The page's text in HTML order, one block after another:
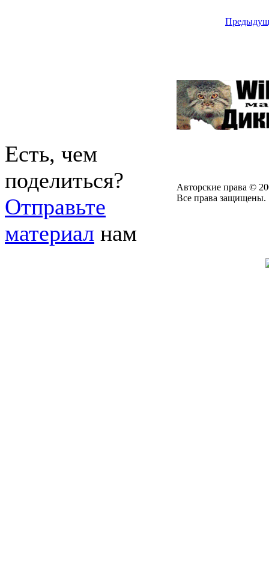
Есть, чем
поделиться?
Отправьте
материал нам
Авторские права ©
Все права защищены.